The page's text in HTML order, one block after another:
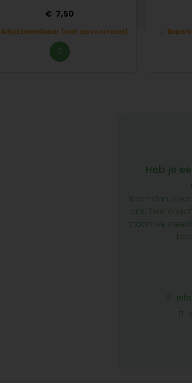
7,50
Altijd bestelbaar (niet op voorraad)
Heb je
Neem dan
ons.
staan we